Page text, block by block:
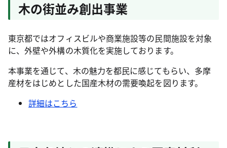
木の街並み創出事業
東京都ではオフィスビルや商業施設等の民間施設を対象
に、外壁や外構の木質化を実施しております。
本事業を通じて、木の魅力を都民に感じてもらい、多摩
産材をはじめとした国産木材の需要喚起を図ります。
詳細はこちら